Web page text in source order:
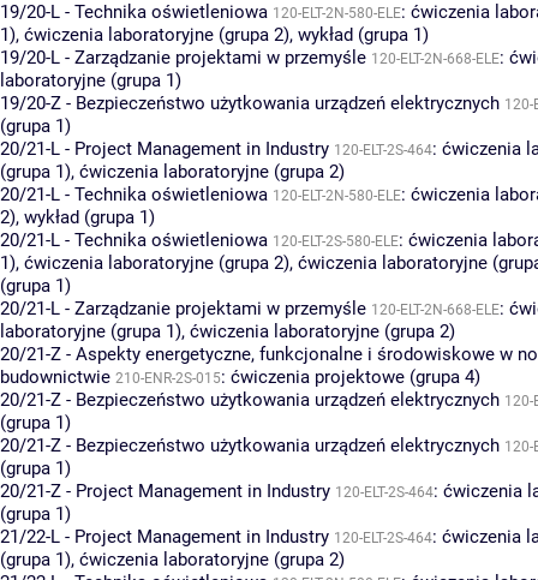
19/20-L - Technika oświetleniowa 120-ELT-2N-580-ELE: ćwiczenia
1), ćwiczenia laboratoryjne (grupa 2), wykład (grupa 1)
19/20-L - Zarządzanie projektami w przemyśle 120-ELT-2N-668-ELE:
laboratoryjne (grupa 1)
19/20-Z - Bezpieczeństwo użytkowania urządzeń elektrycznych 120-
(grupa 1)
20/21-L - Project Management in Industry 120-ELT-2S-464: ćwiczenia
(grupa 1), ćwiczenia laboratoryjne (grupa 2)
20/21-L - Technika oświetleniowa 120-ELT-2N-580-ELE: ćwiczenia
2), wykład (grupa 1)
20/21-L - Technika oświetleniowa 120-ELT-2S-580-ELE: ćwiczenia
1), ćwiczenia laboratoryjne (grupa 2), ćwiczenia laboratoryjne
(grupa 1)
20/21-L - Zarządzanie projektami w przemyśle 120-ELT-2N-668-ELE:
laboratoryjne (grupa 1), ćwiczenia laboratoryjne (grupa 2)
20/21-Z - Aspekty energetyczne, funkcjonalne i środowiskowe w
budownictwie 210-ENR-2S-015: ćwiczenia projektowe (grupa 4)
20/21-Z - Bezpieczeństwo użytkowania urządzeń elektrycznych 120-
(grupa 1)
20/21-Z - Bezpieczeństwo użytkowania urządzeń elektrycznych 120-
(grupa 1)
20/21-Z - Project Management in Industry 120-ELT-2S-464: ćwiczenia
(grupa 1)
21/22-L - Project Management in Industry 120-ELT-2S-464: ćwiczenia
(grupa 1), ćwiczenia laboratoryjne (grupa 2)